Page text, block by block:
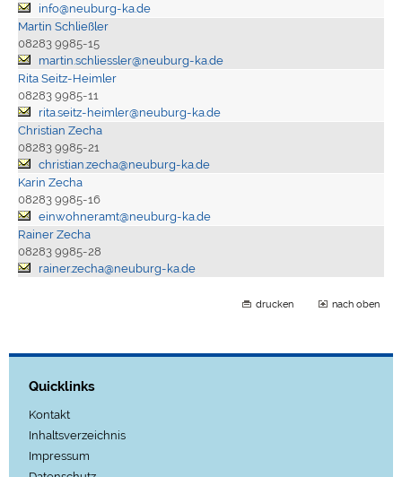
info@neuburg-ka.de
Martin Schließler
08283 9985-15
martin.schliessler@neuburg-ka.de
Rita Seitz-Heimler
08283 9985-11
rita.seitz-heimler@neuburg-ka.de
Christian Zecha
08283 9985-21
christian.zecha@neuburg-ka.de
Karin Zecha
08283 9985-16
einwohneramt@neuburg-ka.de
Rainer Zecha
08283 9985-28
rainer.zecha@neuburg-ka.de
drucken nach oben
Quicklinks
Kontakt
Inhaltsverzeichnis
Impressum